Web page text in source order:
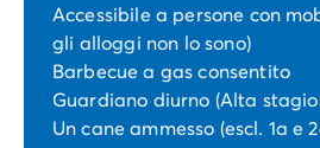
Accessibile a persone con
gli alloggi non lo sono)
Barbecue a gas consentito
Guardiano diurno (Alta
Un cane ammesso (escl. 1a e